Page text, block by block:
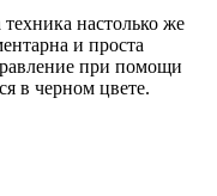
настолько же
и проста
при помощи
в черном цвете.